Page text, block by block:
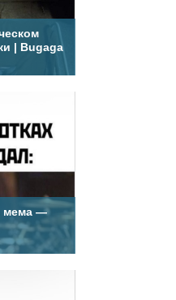
| Bugaga
мема —